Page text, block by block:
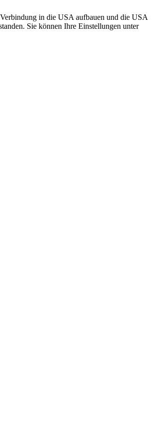
in die USA aufbauen und die USA
Sie können Ihre Einstellungen unter